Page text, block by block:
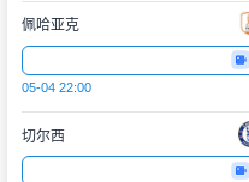
佩哈亚克
05-04 22:00
切尔西